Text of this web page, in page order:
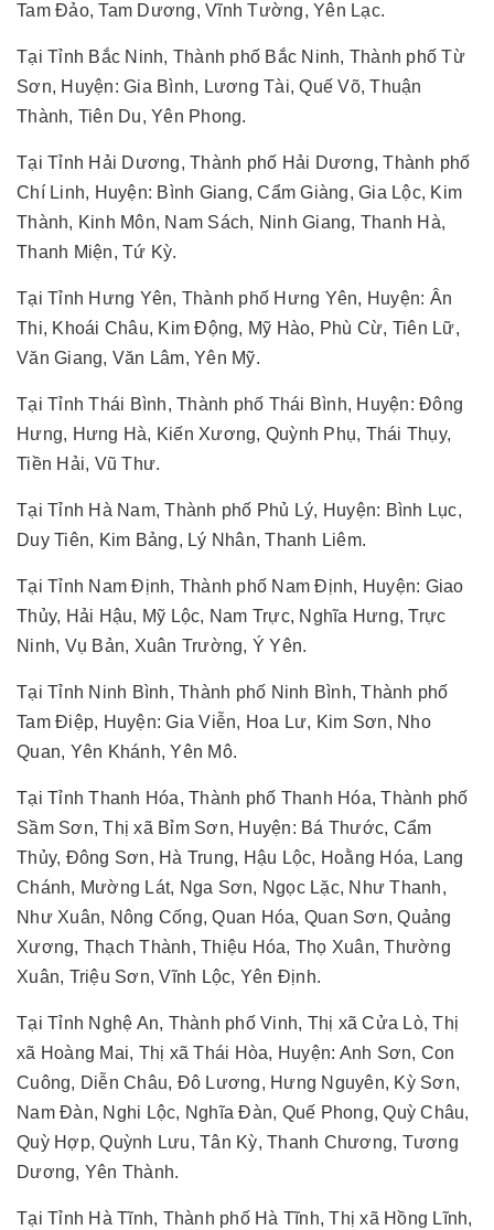
Tam Đảo, Tam Dương, Vĩnh Tường, Yên Lạc.
Tại Tỉnh Bắc Ninh, Thành phố Bắc Ninh, Thành phố Từ
Sơn, Huyện: Gia Bình, Lương Tài, Quế Võ, Thuận
Thành, Tiên Du, Yên Phong.
Tại Tỉnh Hải Dương, Thành phố Hải Dương, Thành phố
Chí Linh, Huyện: Bình Giang, Cẩm Giàng, Gia Lộc, Kim
Thành, Kinh Môn, Nam Sách, Ninh Giang, Thanh Hà,
Thanh Miện, Tứ Kỳ.
Tại Tỉnh Hưng Yên, Thành phố Hưng Yên, Huyện: Ân
Thi, Khoái Châu, Kim Động, Mỹ Hào, Phù Cừ, Tiên Lữ,
Văn Giang, Văn Lâm, Yên Mỹ.
Tại Tỉnh Thái Bình, Thành phố Thái Bình, Huyện: Đông
Hưng, Hưng Hà, Kiến Xương, Quỳnh Phụ, Thái Thụy,
Tiền Hải, Vũ Thư.
Tại Tỉnh Hà Nam, Thành phố Phủ Lý, Huyện: Bình Lục,
Duy Tiên, Kim Bảng, Lý Nhân, Thanh Liêm.
Tại Tỉnh Nam Định, Thành phố Nam Định, Huyện: Giao
Thủy, Hải Hậu, Mỹ Lộc, Nam Trực, Nghĩa Hưng, Trực
Ninh, Vụ Bản, Xuân Trường, Ý Yên.
Tại Tỉnh Ninh Bình, Thành phố Ninh Bình, Thành phố
Tam Điệp, Huyện: Gia Viễn, Hoa Lư, Kim Sơn, Nho
Quan, Yên Khánh, Yên Mô.
Tại Tỉnh Thanh Hóa, Thành phố Thanh Hóa, Thành phố
Sầm Sơn, Thị xã Bỉm Sơn, Huyện: Bá Thước, Cẩm
Thủy, Đông Sơn, Hà Trung, Hậu Lộc, Hoằng Hóa, Lang
Chánh, Mường Lát, Nga Sơn, Ngọc Lặc, Như Thanh,
Như Xuân, Nông Cống, Quan Hóa, Quan Sơn, Quảng
Xương, Thạch Thành, Thiệu Hóa, Thọ Xuân, Thường
Xuân, Triệu Sơn, Vĩnh Lộc, Yên Định.
Tại Tỉnh Nghệ An, Thành phố Vinh, Thị xã Cửa Lò, Thị
xã Hoàng Mai, Thị xã Thái Hòa, Huyện: Anh Sơn, Con
Cuông, Diễn Châu, Đô Lương, Hưng Nguyên, Kỳ Sơn,
Nam Đàn, Nghi Lộc, Nghĩa Đàn, Quế Phong, Quỳ Châu,
Quỳ Hợp, Quỳnh Lưu, Tân Kỳ, Thanh Chương, Tương
Dương, Yên Thành.
Tại Tỉnh Hà Tĩnh, Thành phố Hà Tĩnh, Thị xã Hồng Lĩnh,